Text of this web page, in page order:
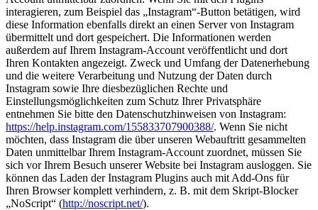
interagieren, zum Beispiel das „Instagram“-Button betätigen, wird
diese Information ebenfalls direkt an einen Server von Instagram
übermittelt und dort gespeichert. Die Informationen werden
außerdem auf Ihrem Instagram-Account veröffentlicht und dort
Ihren Kontakten angezeigt. Zweck und Umfang der Datenerhebung
und die weitere Verarbeitung und Nutzung der Daten durch
Instagram sowie Ihre diesbezüglichen Rechte und
Einstellungsmöglichkeiten zum Schutz Ihrer Privatsphäre
entnehmen Sie bitte den Datenschutzhinweisen von Instagram:
https://help.instagram.com/155833707900388/. Wenn Sie nicht
möchten, dass Instagram die über unseren Webauftritt gesammelten
Daten unmittelbar Ihrem Instagram-Account zuordnet, müssen Sie
sich vor Ihrem Besuch unserer Website bei Instagram ausloggen. Sie
können das Laden der Instagram Plugins auch mit Add-Ons für
Ihren Browser komplett verhindern, z. B. mit dem Skript-Blocker
„NoScript“ (http://noscript.net/).